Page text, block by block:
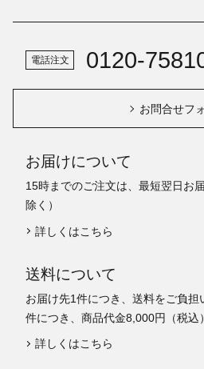
電話注文 0120-
お問合せフ
お届けについて
15時までのご注文は、最短翌日お
除く）
詳しくはこちら
送料について
お届け先1件につき、送料をご負担
件につき、商品代金8,000円（税込
詳しくはこちら